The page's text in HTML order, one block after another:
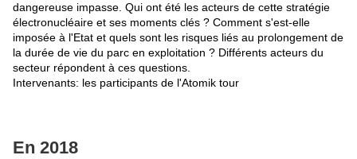
dangereuse impasse. Qui ont été les acteurs de cette stratégie
électronucléaire et ses moments clés ? Comment s'est-elle
imposée à l'Etat et quels sont les risques liés au prolongement de
la durée de vie du parc en exploitation ? Différents acteurs du
secteur répondent à ces questions.
Intervenants: les participants de l'Atomik tour
En 2018